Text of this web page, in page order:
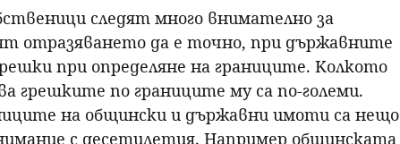
следят много внимателно за
отразяването да е точно, при държавните
при определяне на границите. Колкото
грешките по границите му са по-големи.
на общински и държавни имоти са нещо
с десетилетия. Например общинската